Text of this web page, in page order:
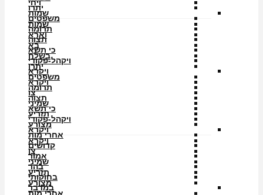
יתרו
משפטים
תרומה
תצוה
כי תשא
ויקהל-פקודי
ויקרא
ויקרא
צו
שמיני
תזריע
מצורע
אחרי מות
קדושים
אמור
בהר
בחוקותי
במדבר
ויחי
שמות
שמות
וארא
בא
בשלח
יתרו
משפטים
תרומה
תצוה
כי תשא
ויקהל-פקודי
ויקרא
ויקרא
צו
שמיני
תזריע
מצורע